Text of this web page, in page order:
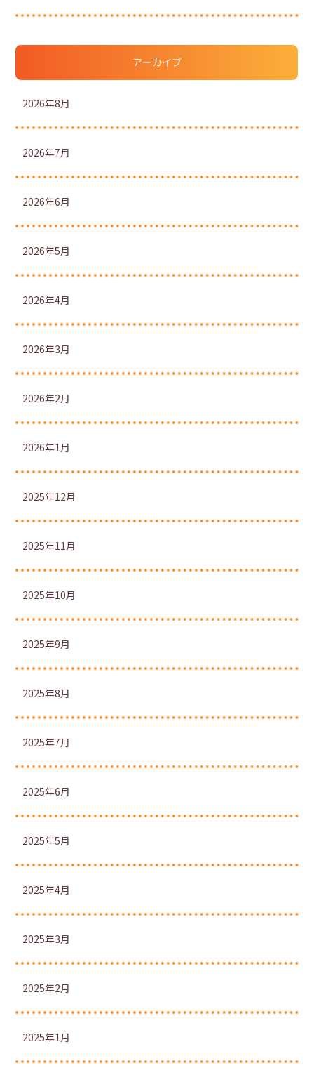
アーカイブ
2026年8月
2026年7月
2026年6月
2026年5月
2026年4月
2026年3月
2026年2月
2026年1月
2025年12月
2025年11月
2025年10月
2025年9月
2025年8月
2025年7月
2025年6月
2025年5月
2025年4月
2025年3月
2025年2月
2025年1月